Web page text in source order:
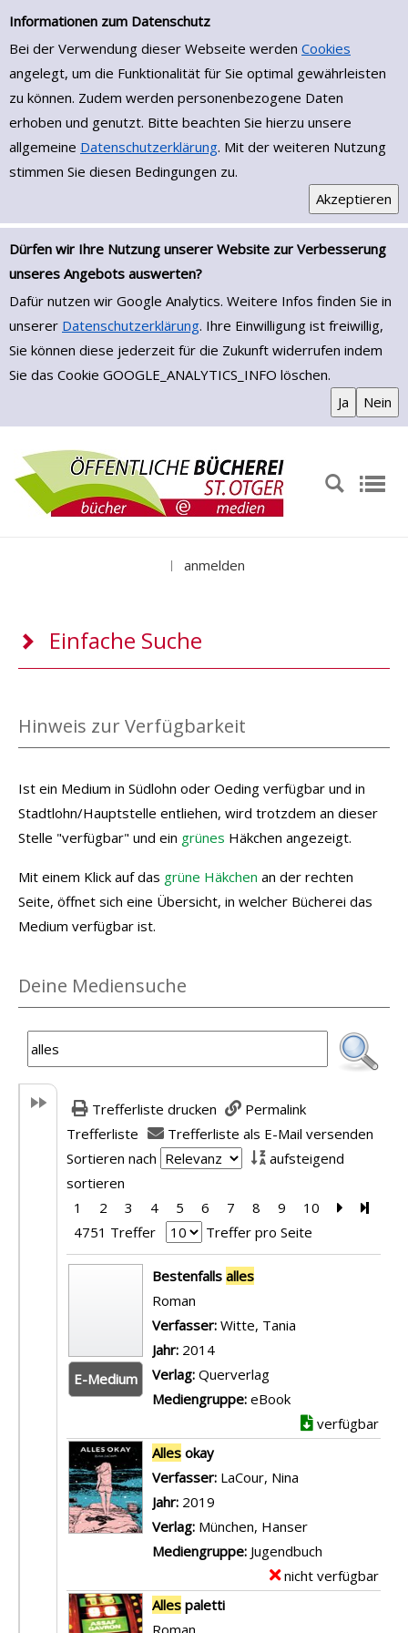
Einfache Suche
Informationen zum Datenschutz
Bei der Verwendung dieser Webseite werden Cookies
angelegt, um die Funktionalität für Sie optimal gewährleisten
zu können. Zudem werden personenbezogene Daten
erhoben und genutzt. Bitte beachten Sie hierzu unsere
allgemeine Datenschutzerklärung. Mit der weiteren Nutzung
stimmen Sie diesen Bedingungen zu.
Dürfen wir Ihre Nutzung unserer Website zur Verbesserung
unseres Angebots auswerten?
Dafür nutzen wir Google Analytics. Weitere Infos finden Sie in
unserer Datenschutzerklärung. Ihre Einwilligung ist freiwillig,
Sie können diese jederzeit für die Zukunft widerrufen indem
Sie das Cookie GOOGLE_ANALYTICS_INFO löschen.
Zur Trefferliste springen
anmelden
Einfache Suche
Hinweis zur Verfügbarkeit
Ist ein Medium in Südlohn oder Oeding verfügbar und in
Stadtlohn/Hauptstelle entliehen, wird trotzdem an dieser
Stelle "verfügbar" und ein grünes Häkchen angezeigt.
Mit einem Klick auf das grüne Häkchen an der rechten
Seite, öffnet sich eine Übersicht, in welcher Bücherei das
Medium verfügbar ist.
Deine Mediensuche
Trefferliste drucken
Permalink
Trefferliste
Trefferliste als E-Mail versenden
Sortieren nach
aufsteigend
sortieren
1
2 3 4 5 6 7 8 9 10 ZurZur
4751 Treffer
Treffer pro Seite
Suchergebnis
E-Medium
Bestenfalls alles
Roman
Verfasser: Witte, Tania
Jahr: 2014
Verlag: Querverlag
Mediengruppe: eBook
verfügbar
Alles okay
Verfasser: LaCour, Nina
Jahr: 2019
Verlag: München, Hanser
Mediengruppe: Jugendbuch
nicht verfügbar
Alles paletti
Roman